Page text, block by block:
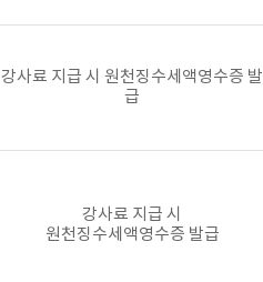
강사료 지급 시 원천징수세액영수증 발
급
강사료 지급 시
원천징수세액영수증 발급